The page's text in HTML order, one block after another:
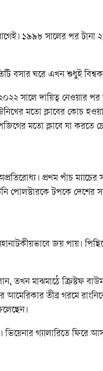
১৯৯৮ সালের পর টানা
বসার ঘরে এখন শুধুই
সালে দায়িত্ব নেওয়ার
মতো ক্লাবের কোচ হওয়ার
মতো ক্লাবে যা করতে
প্রথম পাঁচ
টপকে দেশের
জয় পায়।
তখন মাঝমাঠে ক্রিস্টফ
তীব্র গরমে
ভিয়েনার গ্যালারিতে